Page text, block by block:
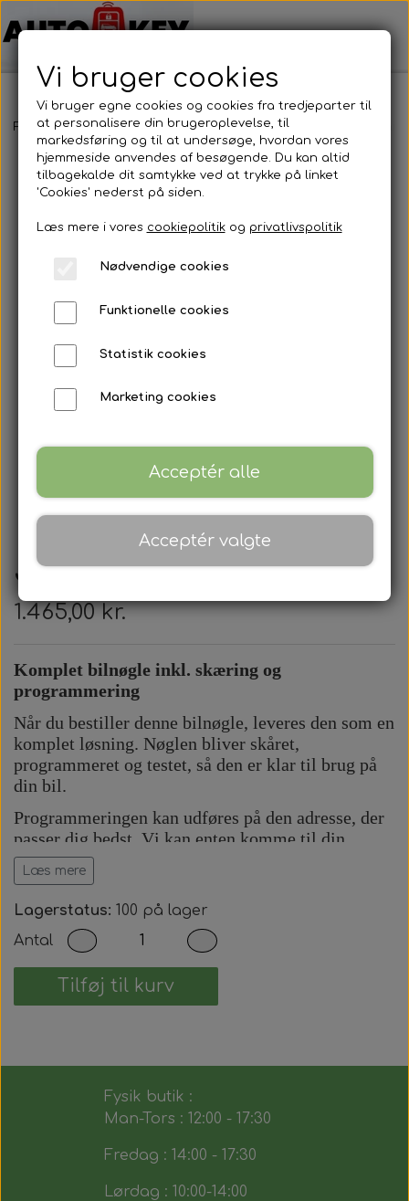
Forside Bilnøgler Jeep Fjernbetjening Jeep -
Jeep - Fjernbetjening
1.465,00 kr.
Komplet bilnøgle inkl. skæring og
programmering
Når du bestiller denne bilnøgle, leveres den som en
komplet løsning. Nøglen bliver skåret,
programmeret og testet, så den er klar til brug på
din bil.
Programmeringen kan udføres på den adresse, der
passer dig bedst. Vi kan enten komme til din
adresse eller udføre arbejdet på vores adresse efter
aftale.
Prisen inkluderer:
Komplet bilnøgle med fjernbetjening.
Præcis skæring af nøgleblad.
Programmering af startspærre (immobilizer).
Programmering af fjernbetjening.
Du modtager dermed en fuldt funktionsdygtig
bilnøgle, der fungerer på samme måde som den
Læs mere
Lagerstatus: 100 på lager
Antal
Tilføj til kurv
Fysik butik :
Man-Tors : 12:00 - 17:30
Fredag : 14:00 - 17:30
Lørdag : 10:00-14:00
Vi bruger cookies
Vi bruger egne cookies og cookies fra tredjeparter til
at personalisere din brugeroplevelse, til
markedsføring og til at undersøge, hvordan vores
hjemmeside anvendes af besøgende. Du kan altid
tilbagekalde dit samtykke ved at trykke på linket
'Cookies' nederst på siden.
Læs mere i vores cookiepolitikog privatlivspolitik
Nødvendige cookies
Funktionelle cookies
Statistik cookies
Marketing cookies
Acceptér alle
Acceptér valgte